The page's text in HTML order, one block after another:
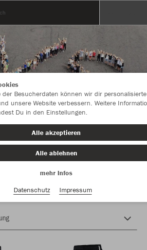
im Teamshop TV 1894
Schwalbach
der Besucherdaten können wir dir personalisierte
unsere Website verbessern. Weitere
Du in den Einstellungen.
Alle akzeptieren
Alle ablehnen
mehr Infos
Datenschutz
Impressum